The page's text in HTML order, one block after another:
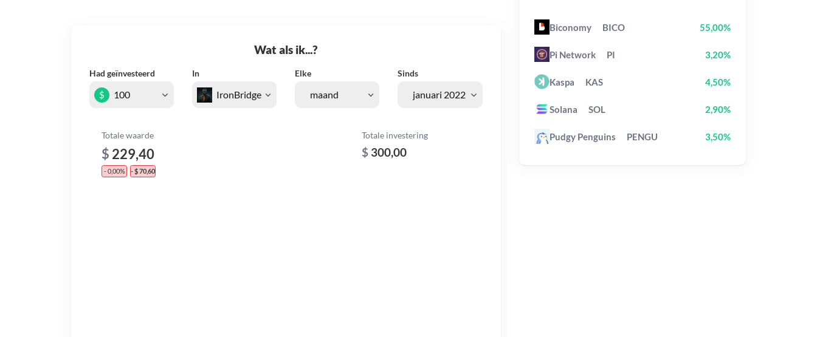
Wat als ik...?
Had geïnvesteerd In Elke Sinds
$
Totale waarde
$ 229,40
- 0,00% - $ 70,60
Totale investering
$ 300,00
Biconomy BICO 55,00%
Pi Network PI 3,20%
Kaspa KAS 4,50%
Solana SOL 2,90%
Pudgy Penguins PENGU 3,50%